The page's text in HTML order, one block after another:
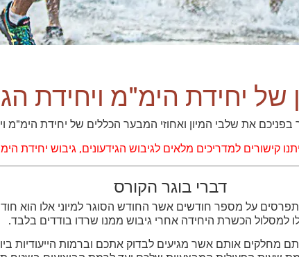
של יחידת הימ"מ ויחידת
את שלבי המיון ואחוזי המבער הכללים של יחידת הימ"מ
קישורים למדריכים מלאים לגיבוש הגידעונים, גיבוש יחידת
דברי בוגר הקורס
על מספר חודשים אשר החודש הסוגר למיוני אלו הוא
למסלול הכשרת היחידה אחרי גיבוש ממנו שרדו בודדים בלבד.
אותם אשר מגיעים לבדוק אתכם וברמות הייעודיות